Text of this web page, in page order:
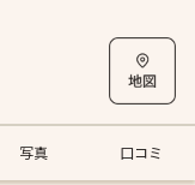
写真 口コミ